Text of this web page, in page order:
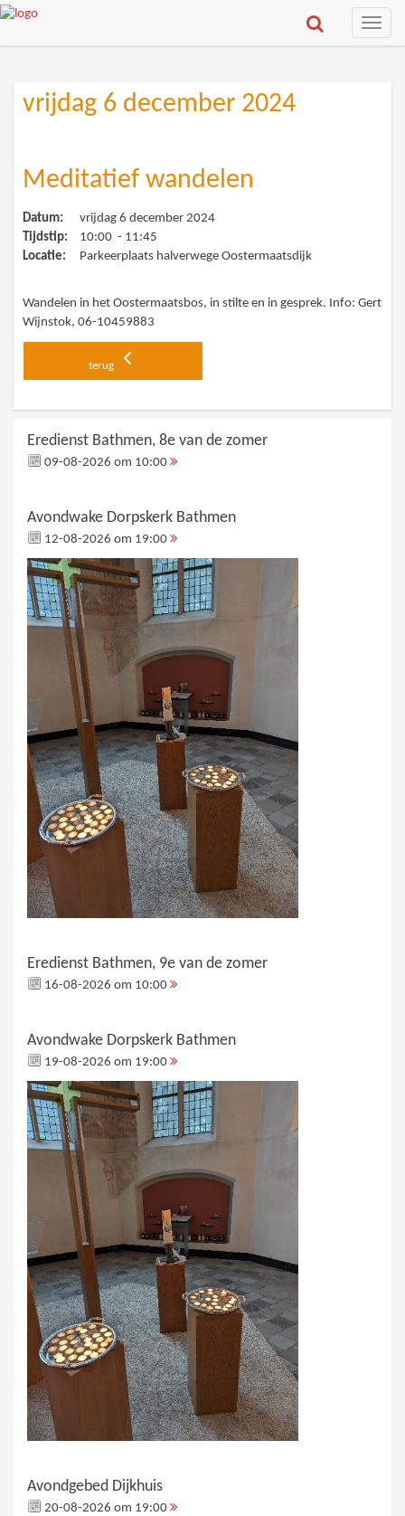
Toggle
vrijdag 6 december 2024
Meditatief wandelen
Datum:
vrijdag 6 december 2024
Tijdstip:
10:00 - 11:45
Locatie:
Parkeerplaats halverwege Oostermaatsdijk
Wandelen in het Oostermaatsbos, in stilte en in gesprek. Info: Gert
Wijnstok, 06-10459883
terug
Eredienst Bathmen, 8e van de zomer
09-08-2026 om 10:00
Avondwake Dorpskerk Bathmen
12-08-2026 om 19:00
Eredienst Bathmen, 9e van de zomer
16-08-2026 om 10:00
Avondwake Dorpskerk Bathmen
19-08-2026 om 19:00
Avondgebed Dijkhuis
20-08-2026 om 19:00